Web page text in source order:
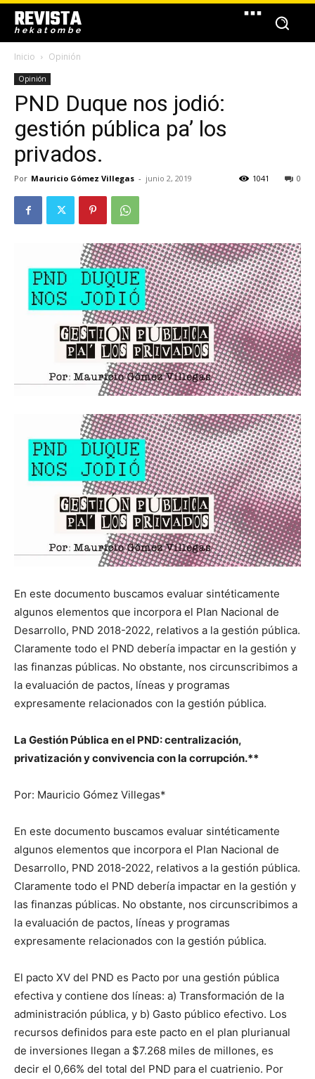
REVISTA
hekatombe
Inicio Opinión
Opinión
PND Duque nos jodió:
gestión pública pa’ los
privados.
Por Mauricio Gómez Villegas - junio 2, 2019 0
1041
En este documento buscamos evaluar sintéticamente
algunos elementos que incorpora el Plan Nacional de
Desarrollo, PND 2018-2022, relativos a la gestión pública.
Claramente todo el PND debería impactar en la gestión y
las finanzas públicas. No obstante, nos circunscribimos a
la evaluación de pactos, líneas y programas
expresamente relacionados con la gestión pública.
La Gestión Pública en el PND: centralización,
privatización y convivencia con la corrupción.**
Por: Mauricio Gómez Villegas*
En este documento buscamos evaluar sintéticamente
algunos elementos que incorpora el Plan Nacional de
Desarrollo, PND 2018-2022, relativos a la gestión pública.
Claramente todo el PND debería impactar en la gestión y
las finanzas públicas. No obstante, nos circunscribimos a
la evaluación de pactos, líneas y programas
expresamente relacionados con la gestión pública.
El pacto XV del PND es Pacto por una gestión pública
efectiva y contiene dos líneas: a) Transformación de la
administración pública, y b) Gasto público efectivo. Los
recursos definidos para este pacto en el plan plurianual
de inversiones llegan a $7.268 miles de millones, es
decir el 0,66% del total del PND para el cuatrienio. Por